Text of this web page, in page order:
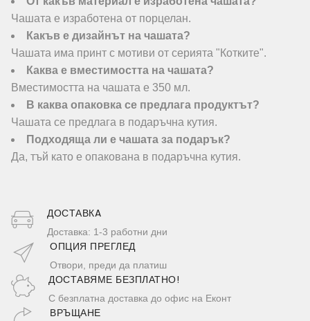
Чашата е изработена от порцелан.
Какъв е дизайнът на чашата?
Чашата има принт с мотиви от серията "Котките".
Каква е вместимостта на чашата?
Вместимостта на чашата е 350 мл.
В каква опаковка се предлага продуктът?
Чашата се предлага в подаръчна кутия.
Подходяща ли е чашата за подарък?
Да, тъй като е опакована в подаръчна кутия.
ДОСТАВКA
Доставка: 1-3 работни дни
ОПЦИЯ ПРЕГЛЕД
Отвори, преди да платиш
ДОСТАВЯМЕ БЕЗПЛАТНО!
С безплатна доставка до офис на Еконт
ВРЪЩАНЕ